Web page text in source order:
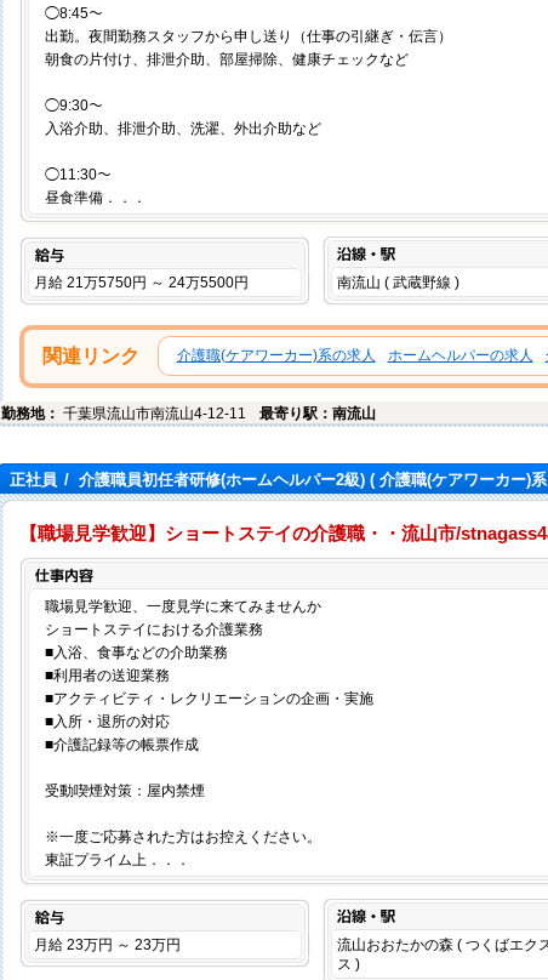
◯8:45～
出勤。夜間勤務スタッフから申し送り（仕事の引継ぎ・伝言）
朝食の片付け、排泄介助、部屋掃除、健康チェックなど
◯9:30～
入浴介助、排泄介助、洗濯、外出介助など
◯11:30～
昼食準備．．．
給与
月給 21万5750円 ～ 24万5500円 南流山 ( 武蔵野線 )
関連リンク 介護職(ケアワーカー)系の求人 ホームヘルパーの求人
勤務地： 千葉県流山市南流山4-12-11 最寄り駅：南流山
正社員 / 介護職員初任者研修(ホームヘルパー2級)( 介護職(ケアワーカー)
【職場見学歓迎】ショートステイの介護職・・流山市/
職場見学歓迎、一度見学に来てみませんか
ショートステイにおける介護業務
■入浴、食事などの介助業務
■利用者の送迎業務
■アクティビティ・レクリエーションの企画・実施
■入所・退所の対応
■介護記録等の帳票作成
受動喫煙対策：屋内禁煙
※一度ご応募された方はお控えください。
東証プライム上．．．
給与
月給 23万円 ～ 23万円
流山おおたかの森 ( つくばエク
ス )